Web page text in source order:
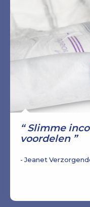
Slimme
voordelen
Jeanet